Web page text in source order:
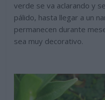
verde se va aclarando y
pálido, hasta llegar a un
permanecen durante
sea muy decorativo.